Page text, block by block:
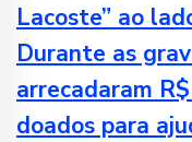
Lacoste” ao
Durante as
arrecadaram
doados para